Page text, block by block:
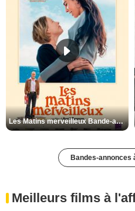
Les Matins merveilleux Bande-annonce VF
Bandes-annonces
Meilleurs films à